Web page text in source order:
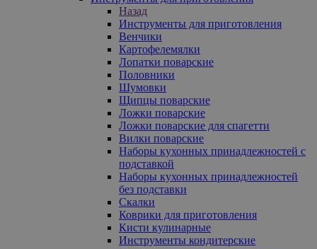
Назад
Инструменты для приготовления
Венчики
Картофелемялки
Лопатки поварские
Половники
Шумовки
Щипцы поварские
Ложки поварские
Ложки поварские для спагетти
Вилки поварские
Наборы кухонных принадлежностей с
подставкой
Наборы кухонных принадлежностей
без подставки
Скалки
Коврики для приготовления
Кисти кулинарные
Инструменты кондитерские